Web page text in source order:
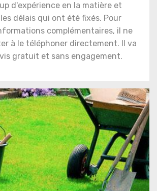
d'expérience en la matière et
délais qui ont été fixés. Pour
complémentaires, il ne
à le téléphoner directement. Il va
gratuit et sans engagement.